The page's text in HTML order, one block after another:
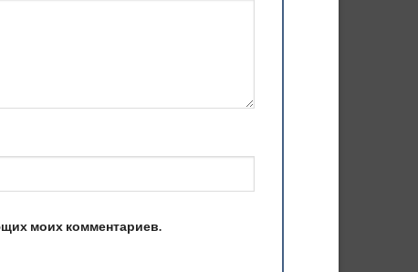
моих комментариев.